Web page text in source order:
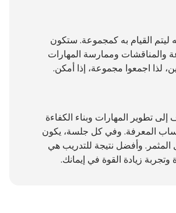
ليتم القيام به كمجموعة. ستكون
والمناقشات وممارسة المهارات
لذا اجمعوا مجموعة، إذا أمكن.
تطوير المهارات وبناء الكفاءة
المعرفة. وفي كل جلسة، يكون
المثمر. وأفضل نتيجة للتدريب هي
وتجربة زيادة القوة في إيمانك.